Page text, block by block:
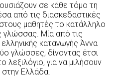
σε κάθε τόμο τη
από τις διασκεδαστικές
μαθητές το κατάλληλο
γλώσσας. Μία από τις
καταγωγής Άννα
γλώσσες, δίνοντας έτσι
για να μιλήσουν
στην Ελλάδα.